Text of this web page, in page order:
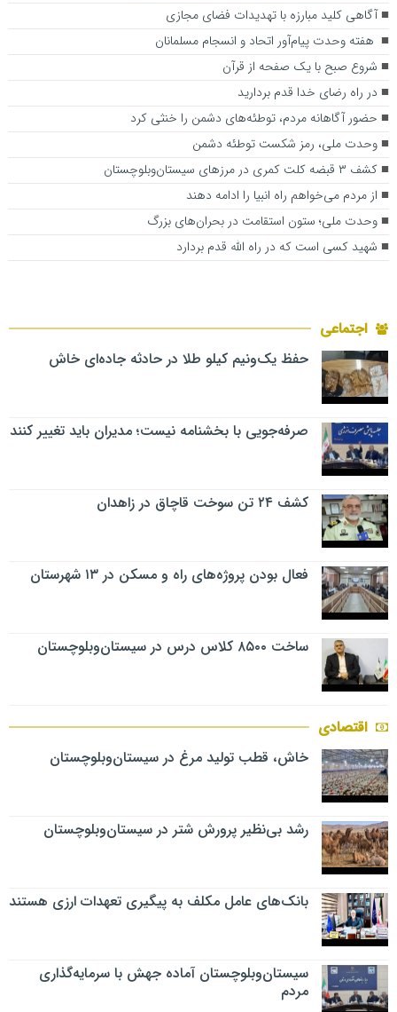
آگاهی‌ کلید مبارزه با تهدیدات فضای مجازی
هفته وحدت پیام‌آور اتحاد و انسجام مسلمانان
شروع صبح با یک صفحه از قرآن
در راه رضای خدا قدم بردارید
حضور آگاهانه مردم، توطئه‌های دشمن را خنثی کرد
وحدت ملی، رمز شکست توطئه دشمن
کشف ۳ قبضه کلت کمری در مرزهای سیستان‌وبلوچستان
از مردم می‌خواهم راه انبیا را ادامه دهند
وحدت ملی؛ ستون استقامت در بحران‌های بزرگ
شهید کسی است که در راه الله قدم بردارد
اجتماعی
حفظ یک‌ونیم کیلو طلا در حادثه جاده‌ای خاش
صرفه‌جویی با بخشنامه نیست؛ مدیران باید تغییر کنند
کشف ۲۴ تن سوخت قاچاق در زاهدان
فعال بودن پروژه‌های راه و مسکن در ۱۳ شهرستان
ساخت ۸۵۰۰ کلاس درس در سیستان‌وبلوچستان
اقتصادی
خاش، قطب تولید مرغ در سیستان‌وبلوچستان
رشد بی‌نظیر پرورش شتر در سیستان‌وبلوچستان
بانک‌های عامل مکلف به پیگیری تعهدات ارزی هستند
سیستان‌وبلوچستان آماده جهش با سرمایه‌گذاری
مردم